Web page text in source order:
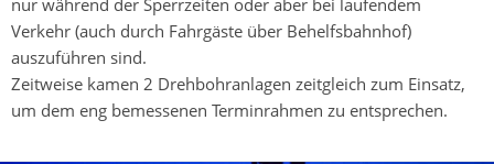
nur während der Sperrzeiten oder aber bei laufendem
Verkehr (auch durch Fahrgäste über Behelfsbahnhof)
auszuführen sind.
Zeitweise kamen 2 Drehbohranlagen zeitgleich zum Einsatz,
um dem eng bemessenen Terminrahmen zu entsprechen.